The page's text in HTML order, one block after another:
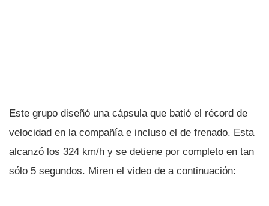
Este grupo diseñó una cápsula que batió el récord de
velocidad en la compañí­a e incluso el de frenado. Esta
alcanzó los 324 km/h y se detiene por completo en tan
sólo 5 segundos. Miren el video de a continuación: